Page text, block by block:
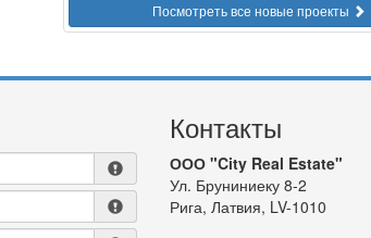
Посмотреть все новые проекты
Контакты
ООО "City Real Estate"
Ул. Бруниниеку 8-2
Рига, Латвия, LV-1010